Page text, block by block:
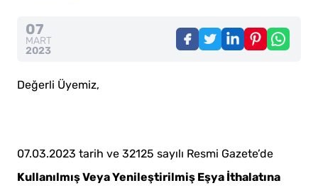
07
MART
2023
Değerli Üyemiz,
07.03.2023 tarih ve 32125 sayılı Resmi Gazete’de
Kullanılmış Veya Yenileştirilmiş Eşya İthalatına